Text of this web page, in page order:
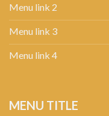
Menu link 2
Menu link 3
Menu link 4
MENU TITLE